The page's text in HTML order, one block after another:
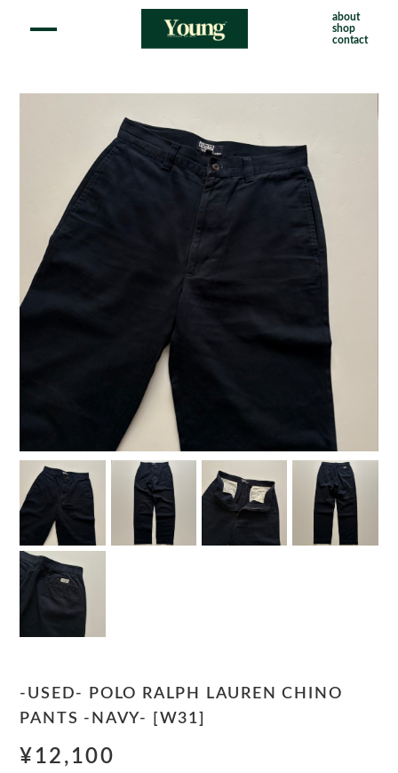
about
shop
contact
-USED- POLO RALPH LAUREN CHINO
PANTS -NAVY- [W31]
¥12,100